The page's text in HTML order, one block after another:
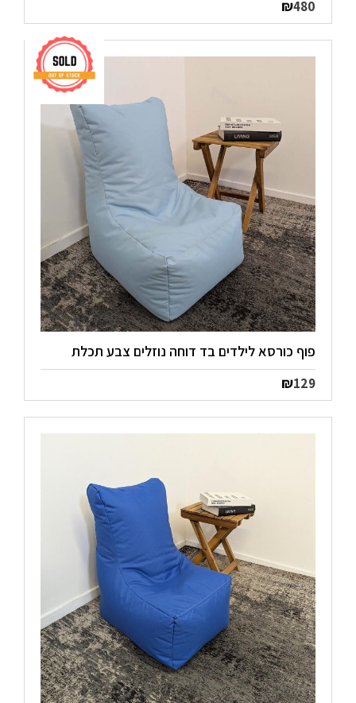
₪480
פוף כורסא לילדים בד דוחה נוזלים צבע תכלת
₪129